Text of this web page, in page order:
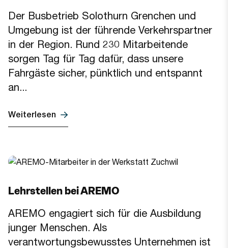
Der Busbetrieb Solothurn Grenchen und
Umgebung ist der führende Verkehrspartner
in der Region. Rund 230 Mitarbeitende
sorgen Tag für Tag dafür, dass unsere
Fahrgäste sicher, pünktlich und entspannt
an...
Weiterlesen
Lehrstellen bei AREMO
AREMO engagiert sich für die Ausbildung
junger Menschen. Als
verantwortungsbewusstes Unternehmen ist